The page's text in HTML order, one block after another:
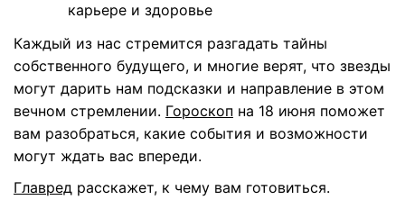
карьере и здоровье
Каждый из нас стремится разгадать тайны
собственного будущего, и многие верят, что звезды
могут дарить нам подсказки и направление в этом
вечном стремлении. Гороскоп на 18 июня поможет
вам разобраться, какие события и возможности
могут ждать вас впереди.
Главред расскажет, к чему вам готовиться.